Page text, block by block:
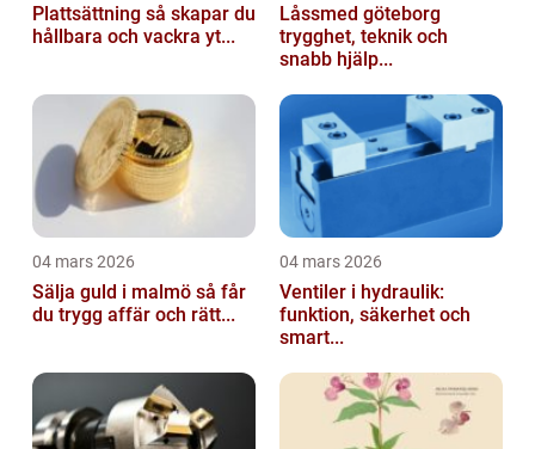
Plattsättning så skapar du
hållbara och vackra yt...
Låssmed göteborg
trygghet, teknik och
snabb hjälp...
04 mars 2026
Sälja guld i malmö så får
du trygg affär och rätt...
04 mars 2026
Ventiler i hydraulik:
funktion, säkerhet och
smart...